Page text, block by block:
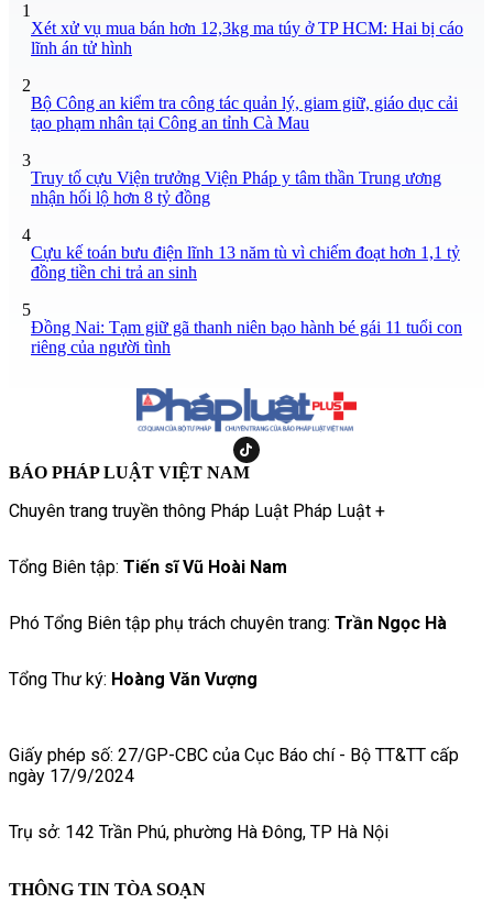
1
Xét xử vụ mua bán hơn 12,3kg ma túy ở TP HCM: Hai bị cáo
lĩnh án tử hình
2
Bộ Công an kiểm tra công tác quản lý, giam giữ, giáo dục cải
tạo phạm nhân tại Công an tỉnh Cà Mau
3
Truy tố cựu Viện trưởng Viện Pháp y tâm thần Trung ương
nhận hối lộ hơn 8 tỷ đồng
4
Cựu kế toán bưu điện lĩnh 13 năm tù vì chiếm đoạt hơn 1,1 tỷ
đồng tiền chi trả an sinh
5
Đồng Nai: Tạm giữ gã thanh niên bạo hành bé gái 11 tuổi con
riêng của người tình
BÁO PHÁP LUẬT VIỆT NAM
Chuyên trang truyền thông Pháp Luật Pháp Luật +
Tổng Biên tập: Tiến sĩ Vũ Hoài Nam
Phó Tổng Biên tập phụ trách chuyên trang: Trần Ngọc Hà
Tổng Thư ký: Hoàng Văn Vượng
Giấy phép số: 27/GP-CBC của Cục Báo chí - Bộ TT&TT cấp
ngày 17/9/2024
Trụ sở: 142 Trần Phú, phường Hà Đông, TP Hà Nội
THÔNG TIN TÒA SOẠN